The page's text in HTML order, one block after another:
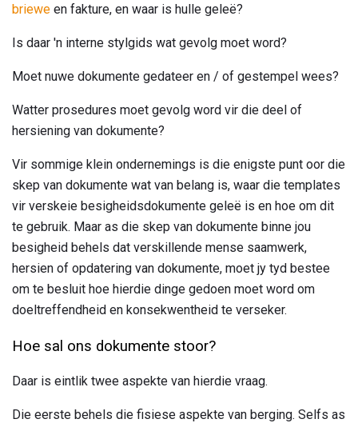
briewe en fakture, en waar is hulle geleë?
Is daar 'n interne stylgids wat gevolg moet word?
Moet nuwe dokumente gedateer en / of gestempel wees?
Watter prosedures moet gevolg word vir die deel of
hersiening van dokumente?
Vir sommige klein ondernemings is die enigste punt oor die
skep van dokumente wat van belang is, waar die templates
vir verskeie besigheidsdokumente geleë is en hoe om dit
te gebruik. Maar as die skep van dokumente binne jou
besigheid behels dat verskillende mense saamwerk,
hersien of opdatering van dokumente, moet jy tyd bestee
om te besluit hoe hierdie dinge gedoen moet word om
doeltreffendheid en konsekwentheid te verseker.
Hoe sal ons dokumente stoor?
Daar is eintlik twee aspekte van hierdie vraag.
Die eerste behels die fisiese aspekte van berging. Selfs as